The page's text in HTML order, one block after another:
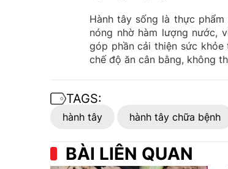
Hành tây sống là thực
nóng nhờ hàm lượng nước,
góp phần cải thiện sức
chế độ ăn cân bằng, không
TAGS:
hành tây hành tây chữa bệnh
BÀI LIÊN QUAN